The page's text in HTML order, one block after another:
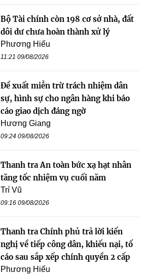
Bộ Tài chính còn 198 cơ sở nhà, đất
dôi dư chưa hoàn thành xử lý
Phương Hiếu
11:21 09/08/2026
Đề xuất miễn trừ trách nhiệm dân
sự, hình sự cho ngân hàng khi báo
cáo giao dịch đáng ngờ
Hương Giang
09:24 09/08/2026
Thanh tra An toàn bức xạ hạt nhân
tăng tốc nhiệm vụ cuối năm
Trí Vũ
09:16 09/08/2026
Thanh tra Chính phủ trả lời kiến
nghị về tiếp công dân, khiếu nại, tố
cáo sau sắp xếp chính quyền 2 cấp
Phương Hiếu